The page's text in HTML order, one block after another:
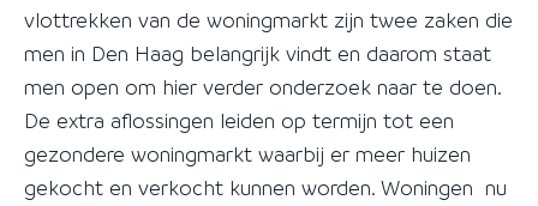
vlottrekken van de woningmarkt zijn twee zaken die
men in Den Haag belangrijk vindt en daarom staat
men open om hier verder onderzoek naar te doen.
De extra aflossingen leiden op termijn tot een
gezondere woningmarkt waarbij er meer huizen
gekocht en verkocht kunnen worden. Woningen nu